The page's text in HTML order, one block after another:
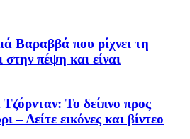
Βαραββά που ρίχνει τη
στην πέψη και είναι
Το δείπνο προς
– Δείτε εικόνες και βίντεο